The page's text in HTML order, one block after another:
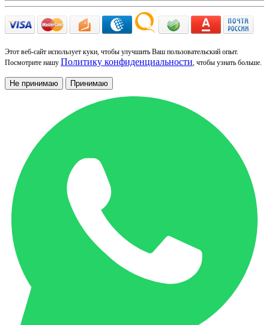
Этот веб-сайт использует куки, чтобы улучшить Ваш пользовательский опыт.
Посмотрите нашу Политику конфиденциальности, чтобы узнать больше.
Не принимаю Принимаю